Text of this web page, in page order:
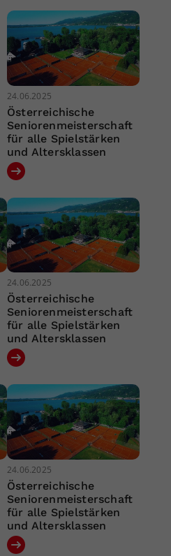
24.06.2025
Österreichische
Seniorenmeisterschaft
für alle Spielstärken
und Altersklassen
24.06.2025
Österreichische
Seniorenmeisterschaft
für alle Spielstärken
und Altersklassen
24.06.2025
Österreichische
Seniorenmeisterschaft
für alle Spielstärken
und Altersklassen